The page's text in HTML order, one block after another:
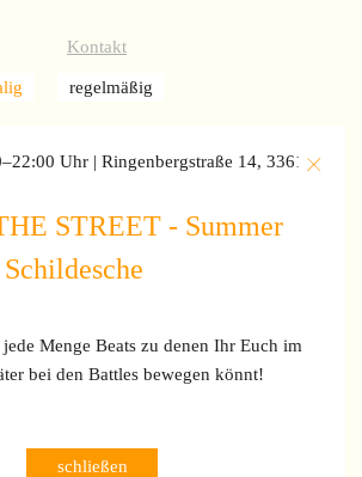
regelmäßig
Kontakt
Uhr | Ringenbergstraße 14, 33611
STREET - Summer
Menge Beats zu denen Ihr Euch im
bei den Battles bewegen könnt!
schließen